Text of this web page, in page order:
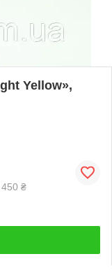
Yellow»,
₴